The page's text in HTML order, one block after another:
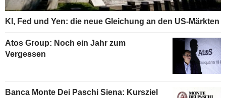
KI, Fed und Yen: die neue Gleichung an den US-Märkten
Atos Group: Noch ein Jahr zum
Vergessen
Banca Monte Dei Paschi Siena: Kursziel